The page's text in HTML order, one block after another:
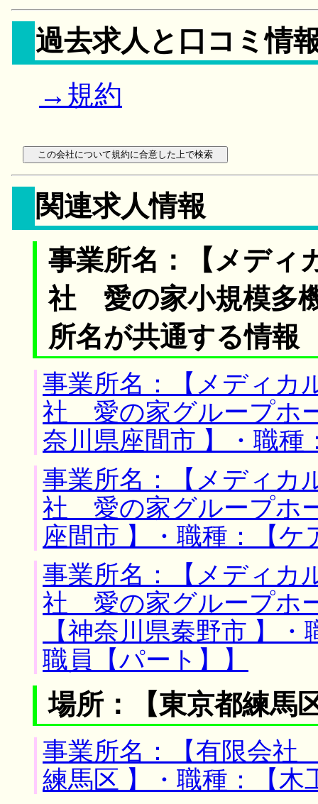
過去求人と口コミ情
→規約
関連求人情報
事業所名：【メディ
社 愛の家小規模多
所名が共通する情報
事業所名：【メディカ
社 愛の家グループホ
奈川県座間市 】・職
事業所名：【メディカ
社 愛の家グループホ
座間市 】・職種：【
事業所名：【メディカ
社 愛の家グループホ
【神奈川県秦野市 】
職員【パート】】
場所：【東京都練馬
事業所名：【有限会社
練馬区 】・職種：【